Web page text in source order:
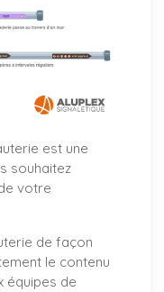
est une
souhaitez
votre
de façon
le contenu
équipes de